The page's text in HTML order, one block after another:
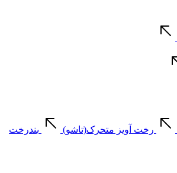
رخت آویز متحرک(تاشو) بندرخت